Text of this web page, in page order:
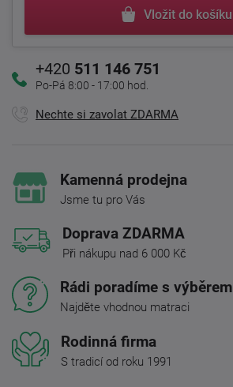
Vložit do košíku
+420 511 146 751
Po-Pá 8:00 - 17:00 hod.
Nechte si zavolat ZDARMA
Kamenná prodejna
Jsme tu pro Vás
Doprava ZDARMA
Při nákupu nad 6 000 Kč
Rádi poradíme s výběrem
Najděte vhodnou matraci
Rodinná firma
S tradicí od roku 1991